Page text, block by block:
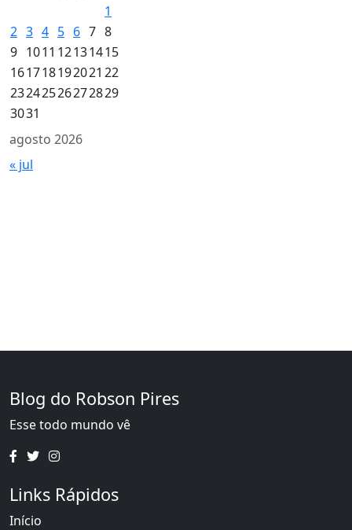
agosto 2026
1
2 3 4 5 6 7 8
9 1011 12131415
161718192021 22
23242526272829
3031
« jul
Blog do Robson Pires
Esse todo mundo vê
Links Rápidos
Início